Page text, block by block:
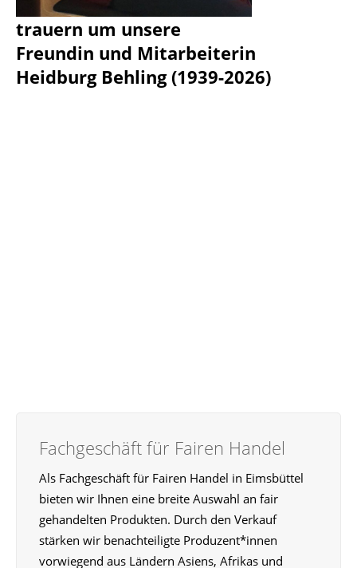
trauern um unsere
Freundin und Mitarbeiterin
Heidburg Behling (1939-2026)
Fachgeschäft für Fairen Handel
Als Fachgeschäft für Fairen Handel in Eimsbüttel
bieten wir Ihnen eine breite Auswahl an fair
gehandelten Produkten. Durch den Verkauf
stärken wir benachteiligte Produzent*innen
vorwiegend aus Ländern Asiens, Afrikas und